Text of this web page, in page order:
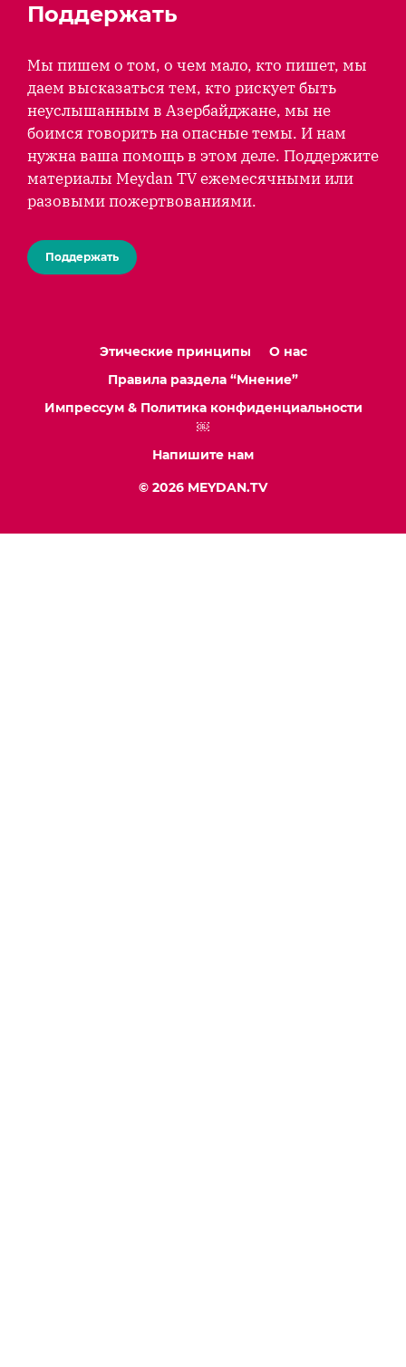
Поддержать
Мы пишем о том, о чем мало, кто пишет, мы
даем высказаться тем, кто рискует быть
неуслышанным в Азербайджане, мы не
боимся говорить на опасные темы. И нам
нужна ваша помощь в этом деле. Поддержите
материалы Meydan TV ежемесячными или
разовыми пожертвованиями.
Поддержать
Этические принципы
О нас
Правила раздела “Мнение”
Импрессум & Политика конфиденциальности
￼
Напишите нам
© 2026 MEYDAN.TV